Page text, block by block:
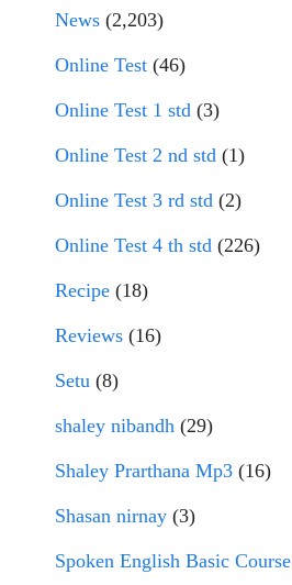
News (2,203)
Online Test (46)
Online Test 1 std (3)
Online Test 2 nd std (1)
Online Test 3 rd std (2)
Online Test 4 th std (226)
Recipe (18)
Reviews (16)
Setu (8)
shaley nibandh (29)
Shaley Prarthana Mp3 (16)
Shasan nirnay (3)
Spoken English Basic Course